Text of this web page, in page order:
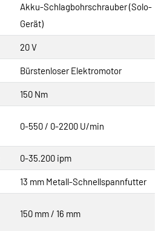
Akku-Schlagbohrschrauber (Solo-
Gerät)
20 V
Bürstenloser Elektromotor
150 Nm
0-550 / 0-2200 U/min
0-35.200 ipm
13 mm Metall-Schnellspannfutter
150 mm / 16 mm